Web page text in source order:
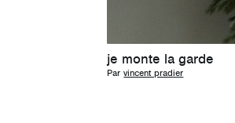
je monte la garde
Par vincent pradier